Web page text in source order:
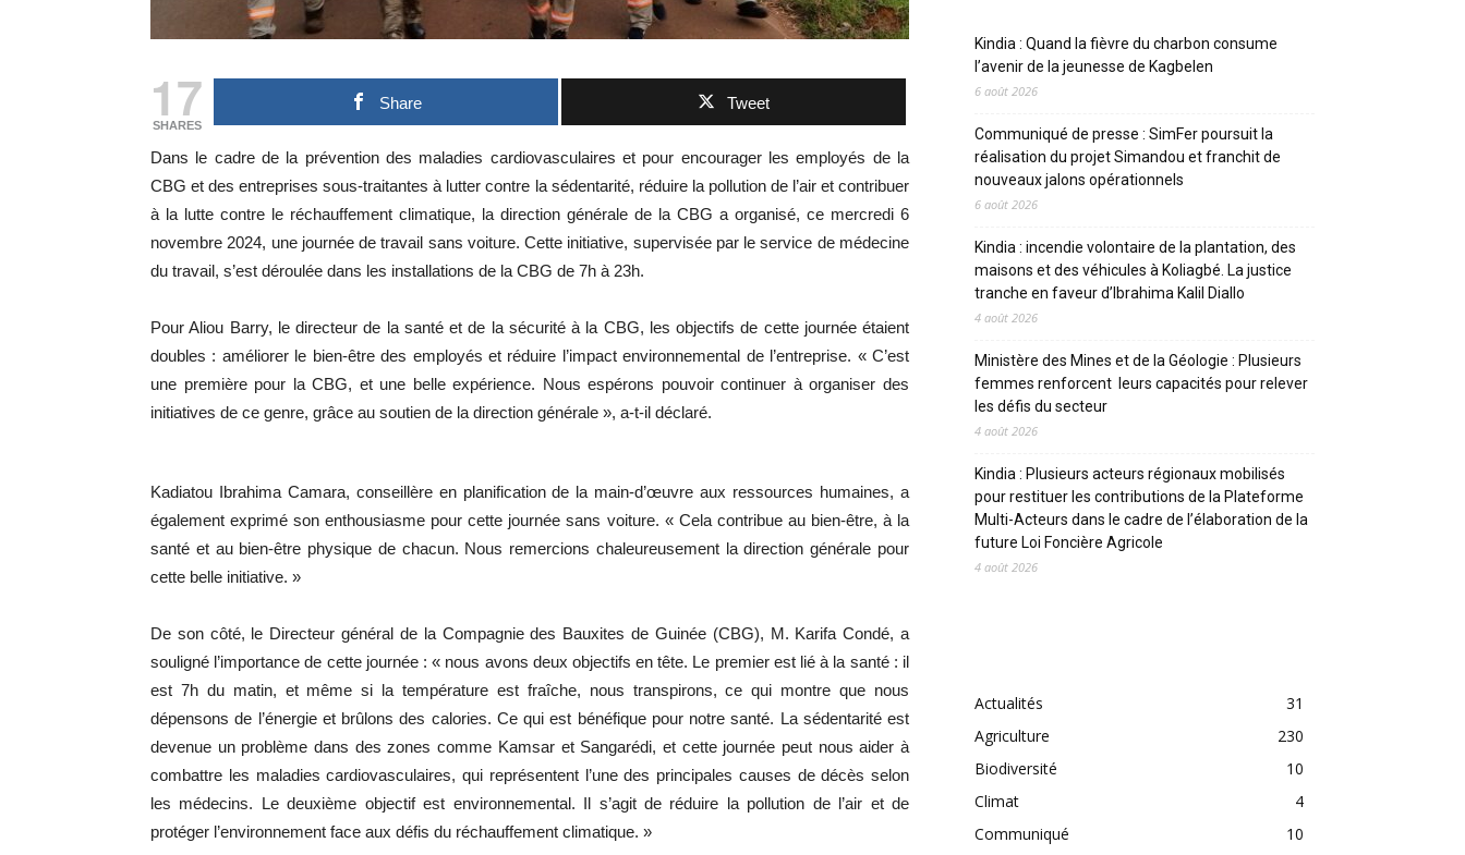
17
SHARES
Share Tweet
Dans le cadre de la prévention des maladies cardiovasculaires et pour encourager les employés de la
CBG et des entreprises sous-traitantes à lutter contre la sédentarité, réduire la pollution de l’air et contribuer
à la lutte contre le réchauffement climatique, la direction générale de la CBG a organisé, ce mercredi 6
novembre 2024, une journée de travail sans voiture. Cette initiative, supervisée par le service de médecine
du travail, s’est déroulée dans les installations de la CBG de 7h à 23h.
Pour Aliou Barry, le directeur de la santé et de la sécurité à la CBG, les objectifs de cette journée étaient
doubles : améliorer le bien-être des employés et réduire l’impact environnemental de l’entreprise. « C’est
une première pour la CBG, et une belle expérience. Nous espérons pouvoir continuer à organiser des
initiatives de ce genre, grâce au soutien de la direction générale », a-t-il déclaré.
Kadiatou Ibrahima Camara, conseillère en planification de la main-d’œuvre aux ressources humaines, a
également exprimé son enthousiasme pour cette journée sans voiture. « Cela contribue au bien-être, à la
santé et au bien-être physique de chacun. Nous remercions chaleureusement la direction générale pour
cette belle initiative. »
De son côté, le Directeur général de la Compagnie des Bauxites de Guinée (CBG), M. Karifa Condé, a
souligné l’importance de cette journée : « nous avons deux objectifs en tête. Le premier est lié à la santé : il
est 7h du matin, et même si la température est fraîche, nous transpirons, ce qui montre que nous
dépensons de l’énergie et brûlons des calories. Ce qui est bénéfique pour notre santé. La sédentarité est
devenue un problème dans des zones comme Kamsar et Sangarédi, et cette journée peut nous aider à
combattre les maladies cardiovasculaires, qui représentent l’une des principales causes de décès selon
les médecins. Le deuxième objectif est environnemental. Il s’agit de réduire la pollution de l’air et de
protéger l’environnement face aux défis du réchauffement climatique. »
Kindia : Quand la fièvre du charbon consume
l’avenir de la jeunesse de Kagbelen
6 août 2026
Communiqué de presse : SimFer poursuit la
réalisation du projet Simandou et franchit de
nouveaux jalons opérationnels
6 août 2026
Kindia : incendie volontaire de la plantation, des
maisons et des véhicules à Koliagbé. La justice
tranche en faveur d’Ibrahima Kalil Diallo
4 août 2026
Ministère des Mines et de la Géologie : Plusieurs
femmes renforcent leurs capacités pour relever
les défis du secteur
4 août 2026
Kindia : Plusieurs acteurs régionaux mobilisés
pour restituer les contributions de la Plateforme
Multi-Acteurs dans le cadre de l’élaboration de la
future Loi Foncière Agricole
4 août 2026
Actualités
31
Agriculture
230
Biodiversité
10
Climat
4
Communiqué
10